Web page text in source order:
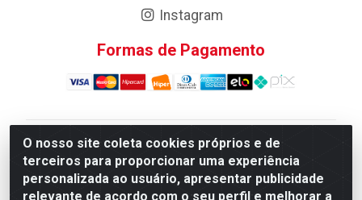
O nosso site coleta cookies próprios e de
terceiros para proporcionar uma experiência
personalizada ao usuário, apresentar publicidade
relevante de acordo com o seu perfil e melhorar a
Instagram
Formas de Pagamento
Atacadao da Limpeza F. Pereira Queiroz Comercio e
Distribuicao LTDA - Quadra Qi 10 Lotes 39 e, 41 - Setor
Industrial (Taguatinga), Brasília/DF - CEP 72.135-100 -
CNPJ 13.184.675/0001-80